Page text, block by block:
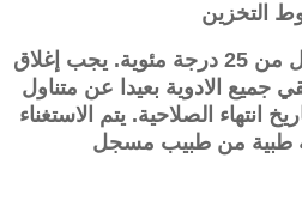
التخزين
يحفظ في درجة حرارة أقل من 25 درجة مئوية. يجب إغلاق
جميع الادوية بعيدا عن متناول
انتهاء الصلاحية. يتم الاستغناء
طبية من طبيب مسجل